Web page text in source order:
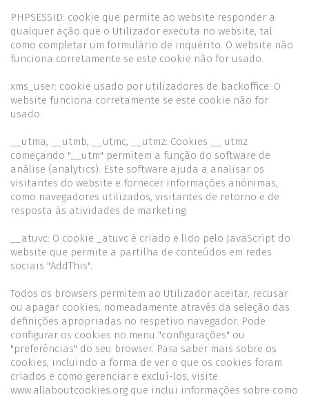
PHPSESSID: cookie que permite ao website responder a
qualquer ação que o Utilizador executa no website, tal
como completar um formulário de inquérito. O website não
funciona corretamente se este cookie não for usado.
xms_user: cookie usado por utilizadores de backoffice. O
website funciona corretamente se este cookie não for
usado.
__utma, __utmb, __utmc, __utmz: Cookies __ utmz
começando "__utm" permitem a função do software de
análise (analytics). Este software ajuda a analisar os
visitantes do website e fornecer informações anónimas,
como navegadores utilizados, visitantes de retorno e de
resposta às atividades de marketing.
__atuvc: O cookie _atuvc é criado e lido pelo JavaScript do
website que permite a partilha de conteúdos em redes
sociais "AddThis".
Todos os browsers permitem ao Utilizador aceitar, recusar
ou apagar cookies, nomeadamente através da seleção das
definições apropriadas no respetivo navegador. Pode
configurar os cookies no menu "configurações" ou
"preferências" do seu browser. Para saber mais sobre os
cookies, incluindo a forma de ver o que os cookies foram
criados e como gerenciar e excluí-los, visite
www.allaboutcookies.org que inclui informações sobre como